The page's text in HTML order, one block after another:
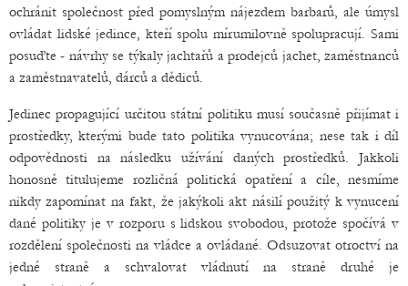
ochránit společnost před pomyslným nájezdem barbarů, ale úmysl
ovládat lidské jedince, kteří spolu mírumilovně spolupracují. Sami
posuďte - návrhy se týkaly jachtařů a prodejců jachet, zaměstnanců
a zaměstnavatelů, dárců a dědiců.
Jedinec propagující určitou státní politiku musí současně přijímat i
prostředky, kterými bude tato politika vynucována; nese tak i díl
odpovědnosti na následku užívání daných prostředků. Jakkoli
honosně titulujeme rozličná politická opatření a cíle, nesmíme
nikdy zapomínat na fakt, že jakýkoli akt násilí použitý k vynucení
dané politiky je v rozporu s lidskou svobodou, protože spočívá v
rozdělení společnosti na vládce a ovládané. Odsuzovat otroctví na
jedné straně a schvalovat vládnutí na straně druhé je